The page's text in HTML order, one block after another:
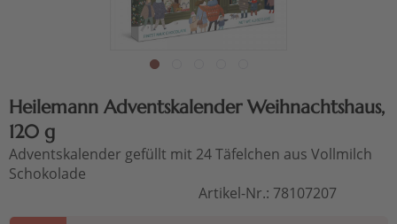
Heilemann Adventskalender Weihnachtshaus,
120 g
Adventskalender gefüllt mit 24 Täfelchen aus Vollmilch
Schokolade
Artikel-Nr.: 78107207